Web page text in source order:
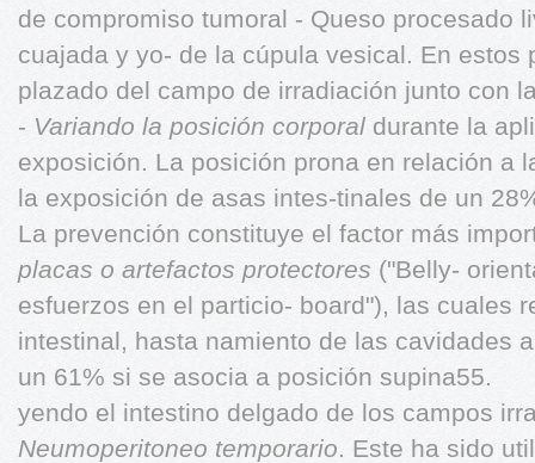
de compromiso tumoral - Queso procesado
cuajada y yo- de la cúpula vesical. En estos
plazado del campo de irradiación junto con
- Variando la posición corporal durante la
exposición. La posición prona en relación a
la exposición de asas intes-tinales de un
La prevención constituye el factor más
placas o artefactos protectores ("Belly-
esfuerzos en el particio- board"), las cuales
intestinal, hasta namiento de las cavidades
un 61% si se asocia a posición supina55.
yendo el intestino delgado de los campos
Neumoperitoneo temporario. Este ha sido